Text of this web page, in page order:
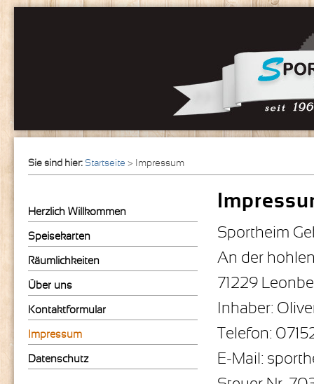
Sie sind hier: Startseite > Impressum
Herzlich Willkommen
Speisekarten
Räumlichkeiten
Über uns
Kontaktformular
Impressum
Datenschutz
Sportheim
An der
71229
Inhaber:
Telefon:
E-Mail: